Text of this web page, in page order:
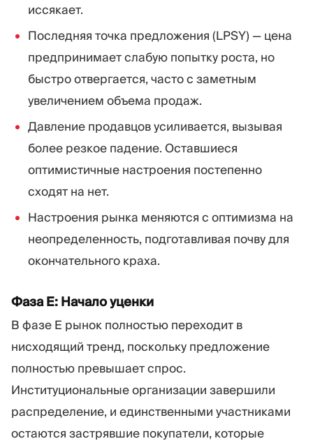
иссякает.
Последняя точка предложения (LPSY) — цена
предпринимает слабую попытку роста, но
быстро отвергается, часто с заметным
увеличением объема продаж.
Давление продавцов усиливается, вызывая
более резкое падение. Оставшиеся
оптимистичные настроения постепенно
сходят на нет.
Настроения рынка меняются с оптимизма на
неопределенность, подготавливая почву для
окончательного краха.
Фаза E: Начало уценки
В фазе E рынок полностью переходит в
нисходящий тренд, поскольку предложение
полностью превышает спрос.
Институциональные организации завершили
распределение, и единственными участниками
остаются застрявшие покупатели, которые